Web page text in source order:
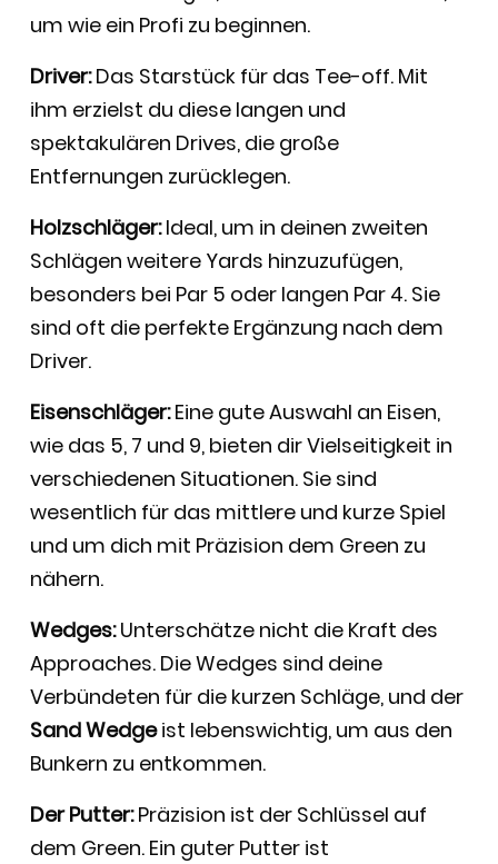
um wie ein Profi zu beginnen.
Driver:Das Starstück für das Tee-off. Mit
ihm erzielst du diese langen und
spektakulären Drives, die große
Entfernungen zurücklegen.
Holzschläger:Ideal, um in deinen zweiten
Schlägen weitere Yards hinzuzufügen,
besonders bei Par 5 oder langen Par 4. Sie
sind oft die perfekte Ergänzung nach dem
Driver.
Eisenschläger:Eine gute Auswahl an Eisen,
wie das 5, 7 und 9, bieten dir Vielseitigkeit in
verschiedenen Situationen. Sie sind
wesentlich für das mittlere und kurze Spiel
und um dich mit Präzision dem Green zu
nähern.
Wedges:Unterschätze nicht die Kraft des
Approaches. Die Wedges sind deine
Verbündeten für die kurzen Schläge, und der
Sand Wedgeist lebenswichtig, um aus den
Bunkern zu entkommen.
Der Putter:Präzision ist der Schlüssel auf
dem Green. Ein guter Putter ist